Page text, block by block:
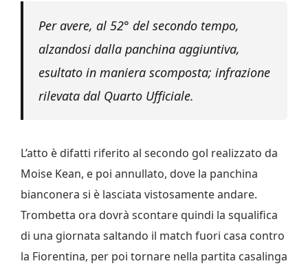
Per avere, al 52° del secondo tempo,
alzandosi dalla panchina aggiuntiva,
esultato in maniera scomposta; infrazione
rilevata dal Quarto Ufficiale.
L’atto è difatti riferito al secondo gol realizzato da
Moise Kean, e poi annullato, dove la panchina
bianconera si è lasciata vistosamente andare.
Trombetta ora dovrà scontare quindi la squalifica
di una giornata saltando il match fuori casa contro
la Fiorentina, per poi tornare nella partita casalinga